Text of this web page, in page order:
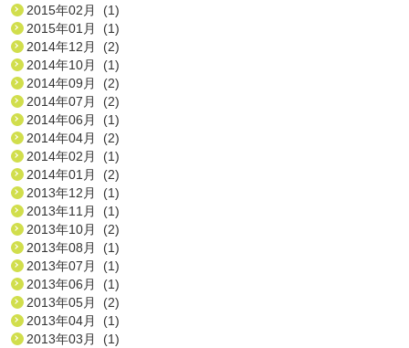
2015年02月 (1)
2015年01月 (1)
2014年12月 (2)
2014年10月 (1)
2014年09月 (2)
2014年07月 (2)
2014年06月 (1)
2014年04月 (2)
2014年02月 (1)
2014年01月 (2)
2013年12月 (1)
2013年11月 (1)
2013年10月 (2)
2013年08月 (1)
2013年07月 (1)
2013年06月 (1)
2013年05月 (2)
2013年04月 (1)
2013年03月 (1)